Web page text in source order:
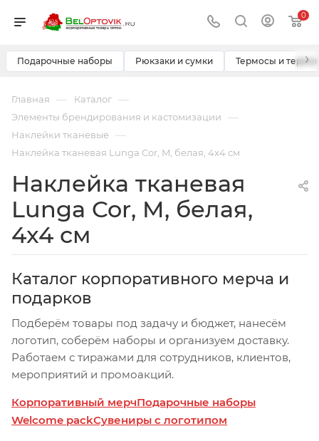
0
Подарочные наборы Рюкзаки и сумки Термосы и ›
Главная — Каталог —
Элементы брендирования и кастомизации —
Наклейки тканевые —
Наклейка тканевая Lunga Cor, M, белая, 4x4 см
Наклейка тканевая
Lunga Cor, M, белая,
4x4 см
Каталог корпоративного мерча и
подарков
Подберём товары под задачу и бюджет, нанесём
логотип, соберём наборы и организуем доставку.
Работаем с тиражами для сотрудников, клиентов,
мероприятий и промоакций.
Корпоративный мерчПодарочные наборы
Welcome packСувениры с логотипом